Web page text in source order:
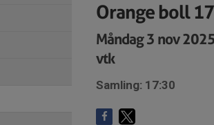
Orange boll
Måndag 3 nov
vtk
Samling: 17:30